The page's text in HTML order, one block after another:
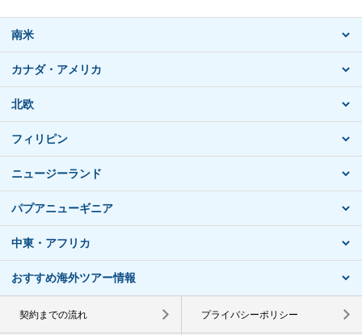
南米
カナダ・アメリカ
北欧
フィリピン
ニュージーランド
パプアニューギニア
中東・アフリカ
おすすめ海外ツアー情報
契約までの流れ プライバシーポリシー